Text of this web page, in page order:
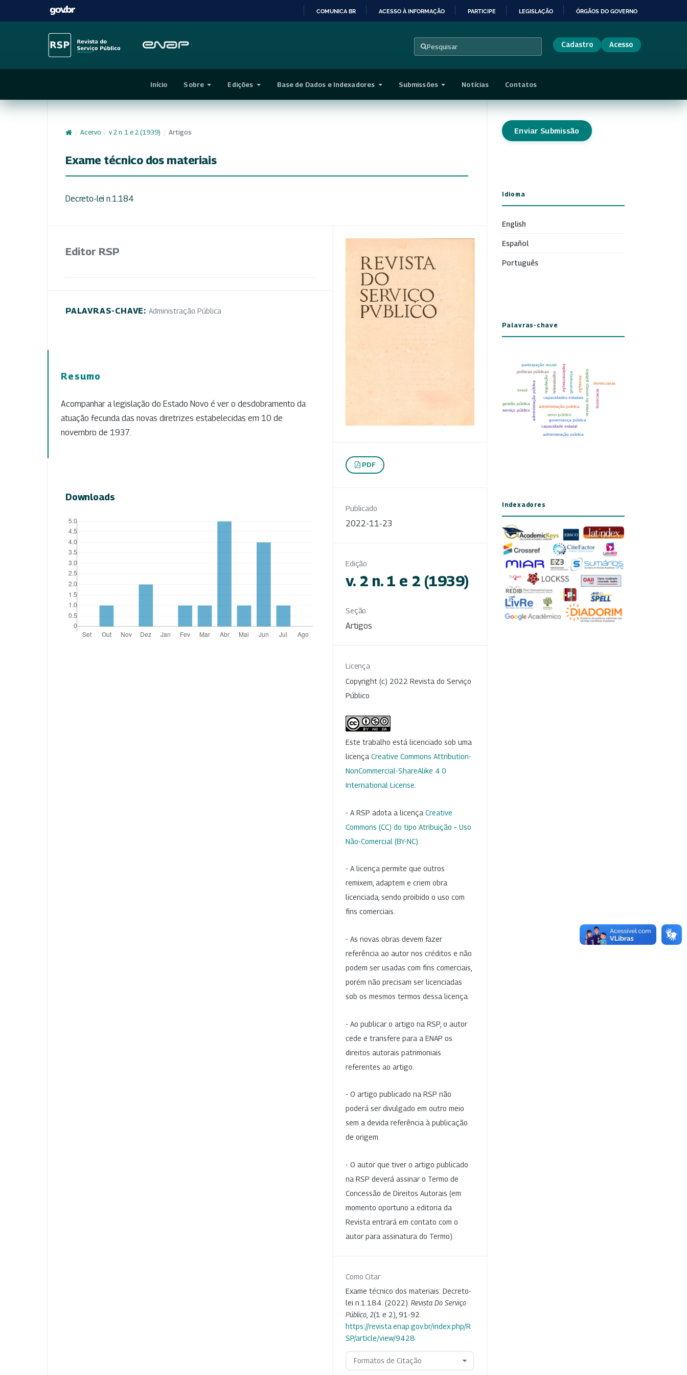
CONTEÚDO
COMUNICA BR ACESSO À INFORMAÇÃO PARTICIPE LEGISLAÇÃO ÓRGÃOS DO GOVERNO
Pesquisar Cadastro Acesso
Início Sobre Edições Base de Dados e Indexadores Submissões Notícias Contatos
/ Acervo / v. 2 n. 1 e 2 (1939) / Artigos
Exame técnico dos materiais
Decreto-lei n.1.184
Editor RSP
PALAVRAS-CHAVE: Administração Pública
Resumo
Acompanhar a legislação do Estado Novo é ver o desdobramento da
atuação fecunda das novas diretrizes estabelecidas em 10 de
novembro de 1937.
Downloads
PDF
Publicado
2022-11-23
Edição
v. 2 n. 1 e 2 (1939)
Seção
Artigos
Licença
Copyright (c) 2022 Revista do Serviço
Público
Este trabalho está licenciado sob uma
licença Creative Commons Attribution-
NonCommercial-ShareAlike 4.0
International License
- A RSP adota a licença Creative
Commons (CC) do tipo Atribuição – Uso
Não-Comercial (BY-NC)
- A licença permite que outros
remixem, adaptem e criem obra
licenciada, sendo proibido o uso com
fins comerciais.
- As novas obras devem fazer
referência ao autor nos créditos e não
podem ser usadas com fins comerciais,
porém não precisam ser licenciadas
sob os mesmos termos dessa licença.
- Ao publicar o artigo na RSP, o autor
cede e transfere para a ENAP os
direitos autorais patrimoniais
referentes ao artigo.
- O artigo publicado na RSP não
poderá ser divulgado em outro meio
sem a devida referência à publicação
de origem.
- O autor que tiver o artigo publicado
na RSP deverá assinar o Termo de
Concessão de Direitos Autorais (em
momento oportuno a editoria da
Revista entrará em contato com o
autor para assinatura do Termo).
Como Citar
Exame técnico dos materiais: Decreto-
lei n.1.184. (2022). Revista Do Serviço
Público 2(1 e 2), 91-92.
https://revista.enap.gov.br/index.php/R
SP/article/view/9428
Formatos de Citação
Enviar Submissão
Idioma
English
Español
Português
Palavras-chave
Indexadores